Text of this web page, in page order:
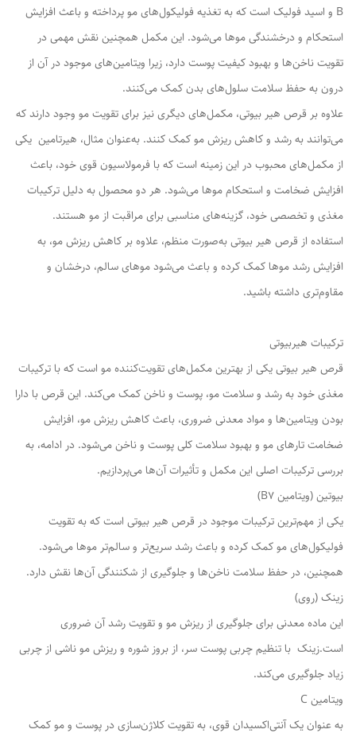
B و اسید فولیک است که به تغذیه فولیکول‌های مو پرداخته و باعث افزایش
استحکام و درخشندگی موها می‌شود. این مکمل همچنین نقش مهمی در
تقویت ناخن‌ها و بهبود کیفیت پوست دارد، زیرا ویتامین‌های موجود در آن از
درون به حفظ سلامت سلول‌های بدن کمک می‌کنند.
علاوه بر قرص هیر بیوتی، مکمل‌های دیگری نیز برای تقویت مو وجود دارند که
می‌توانند به رشد و کاهش ریزش مو کمک کنند. به‌عنوان مثال، هیرتامین یکی
از مکمل‌های محبوب در این زمینه است که با فرمولاسیون قوی خود، باعث
افزایش ضخامت و استحکام موها می‌شود. هر دو محصول به دلیل ترکیبات
مغذی و تخصصی خود، گزینه‌های مناسبی برای مراقبت از مو هستند.
استفاده از قرص هیر بیوتی به‌صورت منظم، علاوه بر کاهش ریزش مو، به
افزایش رشد موها کمک کرده و باعث می‌شود موهای سالم، درخشان و
مقاوم‌تری داشته باشید.
ترکیبات هیربیوتی
قرص هیر بیوتی یکی از بهترین مکمل‌های تقویت‌کننده مو است که با ترکیبات
مغذی خود به رشد و سلامت مو، پوست و ناخن کمک می‌کند. این قرص با دارا
بودن ویتامین‌ها و مواد معدنی ضروری، باعث کاهش ریزش مو، افزایش
ضخامت تارهای مو و بهبود سلامت کلی پوست و ناخن می‌شود. در ادامه، به
بررسی ترکیبات اصلی این مکمل و تأثیرات آن‌ها می‌پردازیم.
بیوتین (ویتامین B7)
یکی از مهم‌ترین ترکیبات موجود در قرص هیر بیوتی است که به تقویت
فولیکول‌های مو کمک کرده و باعث رشد سریع‌تر و سالم‌تر موها می‌شود.
همچنین، در حفظ سلامت ناخن‌ها و جلوگیری از شکنندگی آن‌ها نقش دارد.
زینک (روی)
این ماده معدنی برای جلوگیری از ریزش مو و تقویت رشد آن ضروری
است.زینک با تنظیم چربی پوست سر، از بروز شوره و ریزش مو ناشی از چربی
زیاد جلوگیری می‌کند.
ویتامین C
به عنوان یک آنتی‌اکسیدان قوی، به تقویت کلاژن‌سازی در پوست و مو کمک